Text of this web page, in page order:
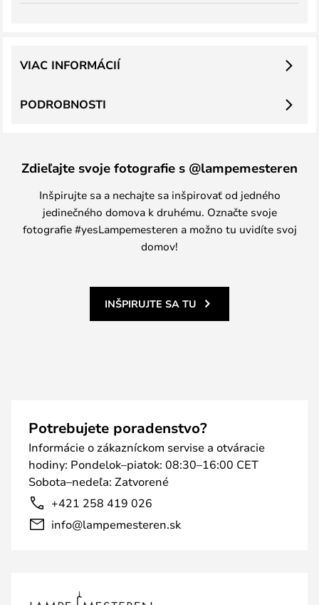
PODROBNOSTI
VIAC INFORMÁCIÍ
Zdieľajte svoje fotografie s @lampemesteren
Inšpirujte sa a nechajte sa inšpirovať od jedného
jedinečného domova k druhému. Označte svoje
fotografie #yesLampemesteren a možno tu uvidíte svoj
domov!
INŠPIRUJTE SA TU
Potrebujete poradenstvo?
Informácie o zákazníckom servise a otváracie
hodiny: Pondelok–piatok: 08:30–16:00 CET
Sobota–nedeľa: Zatvorené
+421 258 419 026
info@lampemesteren.sk